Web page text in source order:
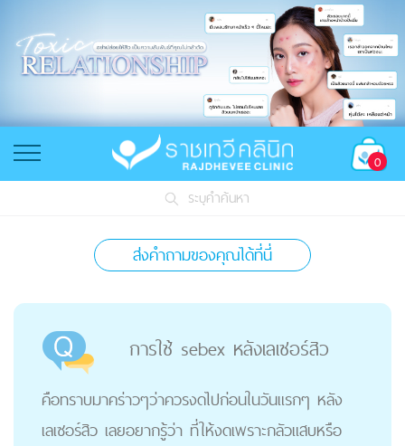
0
ระบุคำค้นหา
ส่งคำถามของคุณได้ที่นี่
การใช้ sebex หลังเลเซอร์สิว
คือทราบมาคร่าวๆว่าควรงดไปก่อนในวันแรกๆ หลัง
เลเซอร์สิว เลยอยากรู้ว่า ที่ให้งดเพราะกลัวแสบหรือ